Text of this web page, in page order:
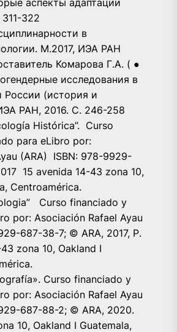
322
в
М.2017, ИЭА РАН
Комарова Г.А. ( ●
исследования в
России (история и
РАН, 2016. С. 246-258
Histórica”. Curso
para eLibro por:
(ARA) ISBN: 978-9929-
15 avenida 14-43 zona 10,
Centroamérica.
Curso financiado y
por: Asociación Rafael Ayau
687-38-7; © ARA, 2017, Р.
zona 10, Oakland I
Curso financiado y
por: Asociación Rafael Ayau
687-88-2; © ARA, 2020.
10, Oakland I Guatemala,